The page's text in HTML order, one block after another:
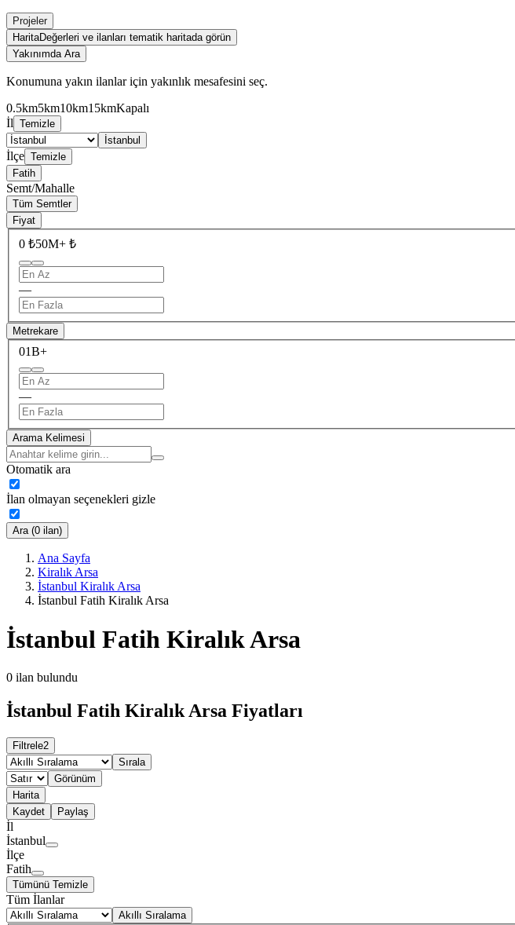
Projeler
HaritaDeğerleri ve ilanları tematik haritada görün
Yakınımda Ara
Konumuna yakın ilanlar için yakınlık mesafesini seç.
0.5km5km10km15kmKapalı
İl Temizle
İstanbul
İlçe Temizle
Fatih
Semt/Mahalle
Tüm Semtler
Fiyat
0 ₺50M+ ₺
—
Metrekare
01B+
—
Arama Kelimesi
Otomatik ara
İlan olmayan seçenekleri gizle
Ara (0 ilan)
Ana Sayfa
Kiralık Arsa
İstanbul Kiralık Arsa
İstanbul Fatih Kiralık Arsa
İstanbul Fatih Kiralık Arsa
0 ilan bulundu
İstanbul Fatih Kiralık Arsa Fiyatları
Filtrele2
Sırala
Görünüm
Harita
Kaydet
Paylaş
İl
İstanbul
İlçe
Fatih
Tümünü Temizle
Tüm İlanlar
Akıllı Sıralama